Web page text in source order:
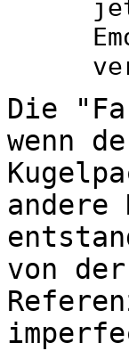
Die
wenn
von der